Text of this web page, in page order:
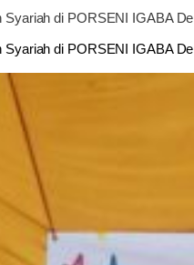
di PORSENI IGABA
Syariah di PORSENI IGABA